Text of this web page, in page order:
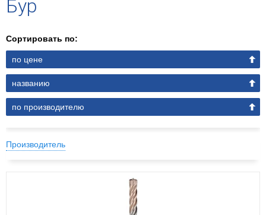
Бур
Сортировать по:
по цене
названию
по производителю
Производитель